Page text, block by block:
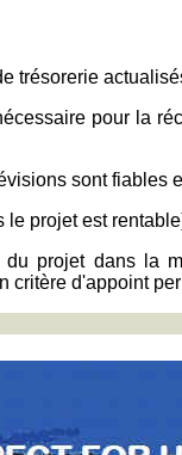
trésorerie
pour la
sont fiables
le projet est
projet dans la
d'appoint